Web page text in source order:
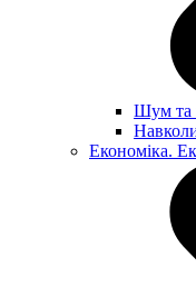
Шум та
Економіка.